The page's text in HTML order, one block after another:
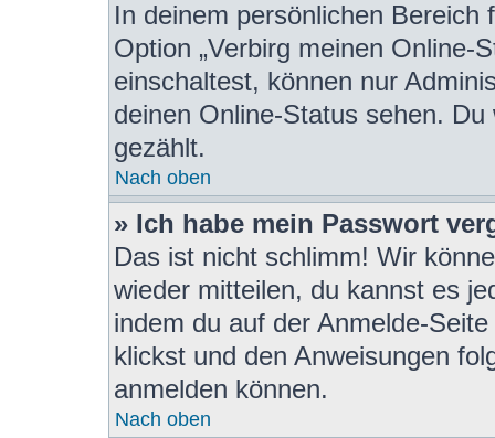
In deinem persönlichen Bereich
Option „Verbirg meinen Online-
einschaltest, können nur
deinen Online-Status sehen.
gezählt.
Nach oben
» Ich habe mein Passwort
Das ist nicht schlimm! Wir
wieder mitteilen, du kannst es
indem du auf der Anmelde-
klickst und den Anweisungen
anmelden können.
Nach oben